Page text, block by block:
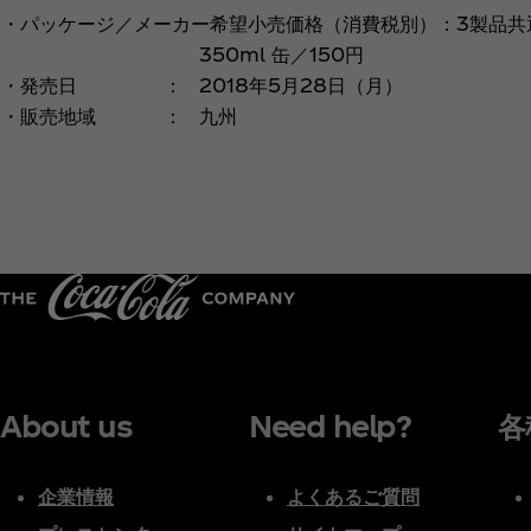
・パッケージ／メーカー希望小売価格（消費税別）：3製品共
350ml 缶／150円
・発売日
：
2018年5月28日（月）
・販売地域
： 九州
About us
企業情報
Need help?
よくあるご質問